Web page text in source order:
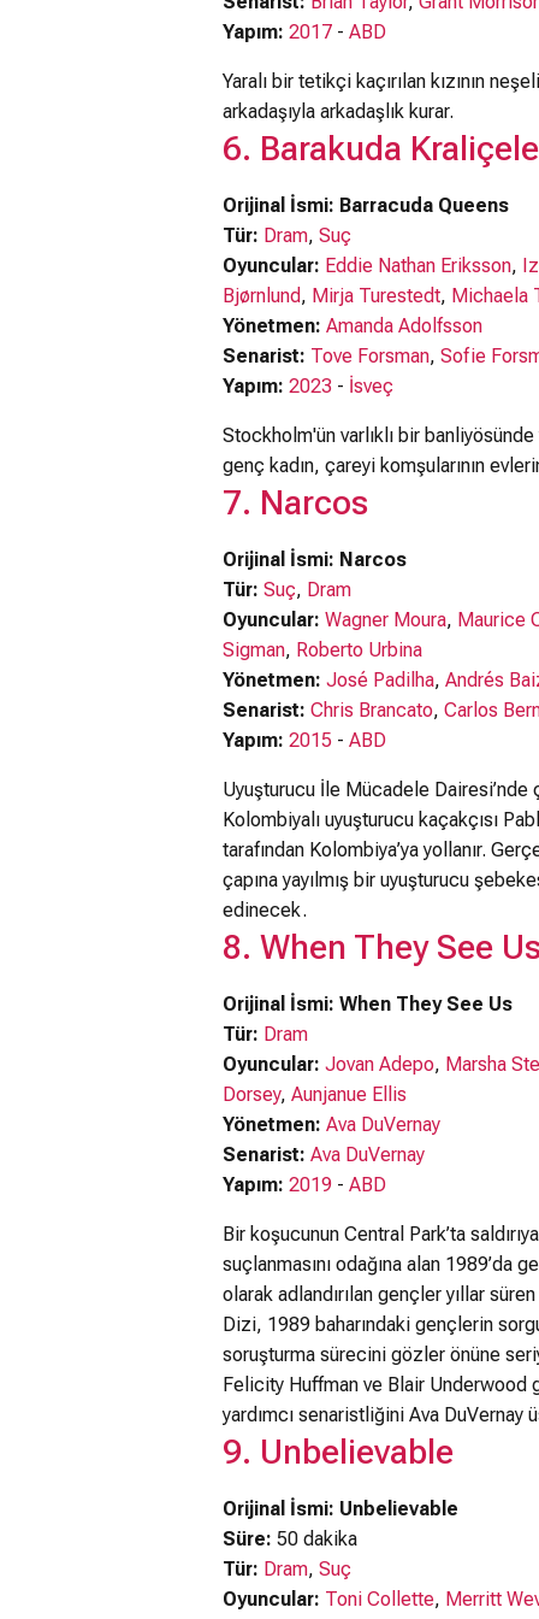
Yapım: 2017 - ABD
Yaralı bir tetikçi kaçırılan kızının
arkadaşıyla arkadaşlık kurar.
6. Barakuda
Orijinal İsmi: Barracuda Queens
Tür: Dram, Suç
Oyuncular: Eddie Nathan Eriksson,
Bjørnlund, Mirja Turestedt, Michaela
Yönetmen: Amanda Adolfsson
Senarist: Tove Forsman, Sofie
Yapım: 2023 - İsveç
Stockholm'ün varlıklı bir
genç kadın, çareyi komşularının
7. Narcos
Orijinal İsmi: Narcos
Tür: Suç, Dram
Oyuncular: Wagner Moura, Maurice
Sigman, Roberto Urbina
Yönetmen: José Padilha, Andrés
Senarist: Chris Brancato, Carlos
Yapım: 2015 - ABD
Uyuşturucu İle Mücadele Dairesi’nde
Kolombiyalı uyuşturucu kaçakçısı
tarafından Kolombiya’ya yollanır.
çapına yayılmış bir uyuşturucu
edinecek.
8. When They See
Orijinal İsmi: When They See Us
Tür: Dram
Oyuncular: Jovan Adepo, Marsha
Dorsey, Aunjanue Ellis
Yönetmen: Ava DuVernay
Senarist: Ava DuVernay
Yapım: 2019 - ABD
Bir koşucunun Central Park’ta
suçlanmasını odağına alan
olarak adlandırılan gençler yıllar
Dizi, 1989 baharındaki gençlerin
soruşturma sürecini gözler önüne
Felicity Huffman ve Blair Underwood
yardımcı senaristliğini Ava DuVernay
9. Unbelievable
Orijinal İsmi: Unbelievable
Süre: 50 dakika
Tür: Dram, Suç
Oyuncular: Toni Collette, Merritt